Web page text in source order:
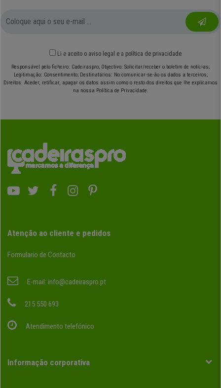
Li e aceito o aviso legal e a política de privacidade
Responsável pelo ficheiro: Cadeiraspro; Objectivo: Solicitar/receber o boletim de notícias;
Legitimação: Consentimento; Destinatários: No comunicar-se-ão os dados a terceiros;
Direitos: Aceder, retificar, apagar os datos assim como o resto dos direitos que lhe explicamos
na nossa Política de Privacidade.
Atenção ao cliente e pedidos
Formulario de Contacto
E-mail: info@cadeiraspro.pt
215 550 693
Atendimento telefónico
Informação corporativa